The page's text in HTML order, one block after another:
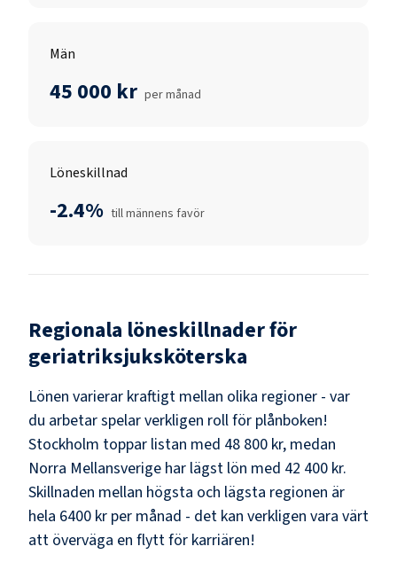
Män
45 000 kr per månad
Löneskillnad
-2.4% till männens favör
Regionala löneskillnader för
geriatriksjuksköterska
Lönen varierar kraftigt mellan olika regioner - var
du arbetar spelar verkligen roll för plånboken!
Stockholm toppar listan med 48 800 kr, medan
Norra Mellansverige har lägst lön med 42 400 kr.
Skillnaden mellan högsta och lägsta regionen är
hela 6400 kr per månad - det kan verkligen vara värt
att överväga en flytt för karriären!